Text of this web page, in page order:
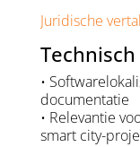
Juridische
Technisch
•
documentatie
• Relevantie
smart city-